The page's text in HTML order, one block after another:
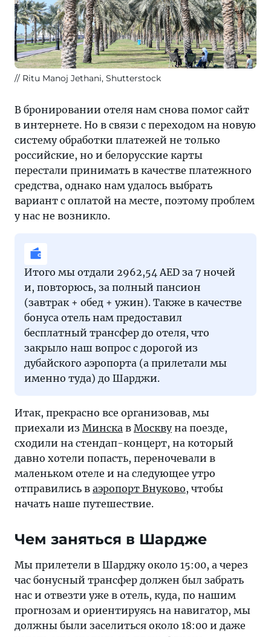
Ritu Manoj Jethani, Shutterstock
В бронировании отеля нам снова помог сайт
в интернете. Но в связи с переходом на новую
систему обработки платежей не только
российские, но и белорусские карты
перестали принимать в качестве платежного
средства, однако нам удалось выбрать
вариант с оплатой на месте, поэтому проблем
у нас не возникло.
Итого мы отдали 2962,54 AED за 7 ночей
и, повторюсь, за полный пансион
(завтрак + обед + ужин). Также в качестве
бонуса отель нам предоставил
бесплатный трансфер до отеля, что
закрыло наш вопрос с дорогой из
дубайского аэропорта (а прилетали мы
именно туда) до Шарджи.
Итак, прекрасно все организовав, мы
приехали из Минска в Москвуна поезде,
сходили на стендап-концерт, на который
давно хотели попасть, переночевали в
маленьком отеле и на следующее утро
отправились в аэропорт Внуково, чтобы
начать наше путешествие.
Чем заняться в Шардже
Мы прилетели в Шарджу около 15:00, а через
час бонусный трансфер должен был забрать
нас и отвезти уже в отель, куда, по нашим
прогнозам и ориентируясь на навигатор, мы
должны были заселиться около 18:00 и даже